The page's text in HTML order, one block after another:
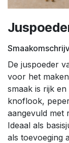
De juspoeder
voor het
smaak is rijk
knoflook,
aangevuld met
Ideaal als
als toevoeging